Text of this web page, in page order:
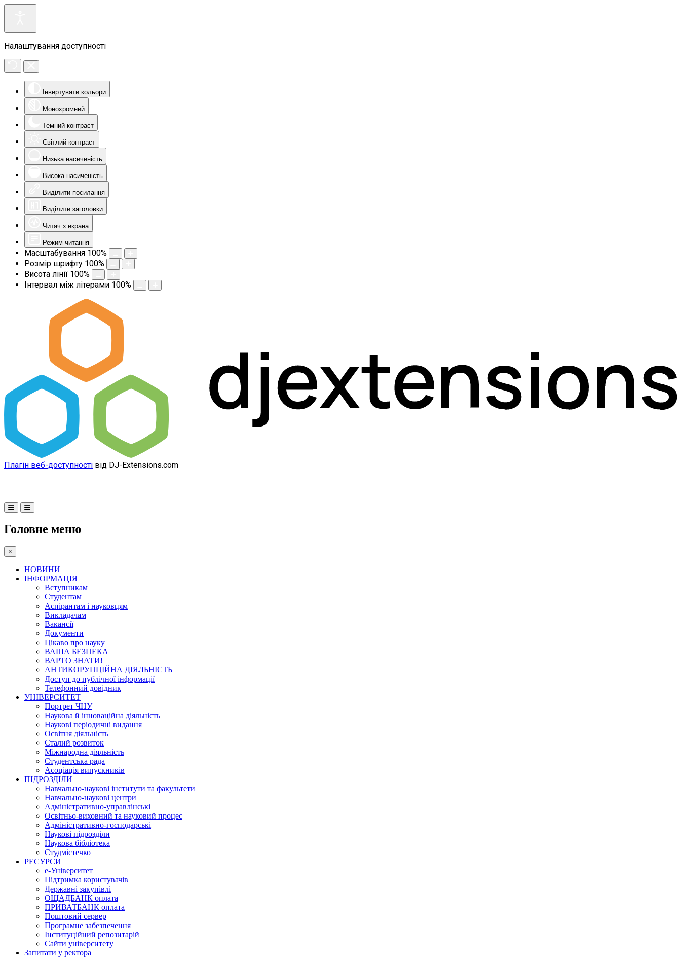
Налаштування доступності
Інвертувати кольори
Монохромний
Темний контраст
Світлий контраст
Низька насиченість
Висока насиченість
Виділити посилання
Виділити заголовки
Читач з екрана
Режим читання
Масштабування 100%
Розмір шрифту 100%
Висота лінії 100%
Інтервал між літерами 100%
Плагін веб-доступності від DJ-Extensions.com
Головне меню
×
НОВИНИ
ІНФОРМАЦІЯ
Вступникам
Студентам
Аспірантам і науковцям
Викладачам
Вакансії
Документи
Цікаво про науку
ВАША БЕЗПЕКА
ВАРТО ЗНАТИ!
АНТИКОРУПЦІЙНА ДІЯЛЬНІСТЬ
Доступ до публічної інформації
Телефонний довідник
УНІВЕРСИТЕТ
Портрет ЧНУ
Наукова й інноваційна діяльність
Наукові періодичні видання
Освітня діяльність
Сталий розвиток
Міжнародна діяльність
Студентська рада
Асоціація випускників
ПІДРОЗДІЛИ
Навчально-наукові інститути та факультети
Навчально-наукові центри
Адміністративно-управлінські
Освітньо-виховний та науковий процес
Адміністративно-господарські
Наукові підрозділи
Наукова бібліотека
Студмістечко
РЕСУРСИ
е-Університет
Підтримка користувачів
Державні закупівлі
ОЩАДБАНК оплата
ПРИВАТБАНК оплата
Поштовий сервер
Програмне забезпечення
Інституційний репозитарій
Сайти університету
Запитати у ректора